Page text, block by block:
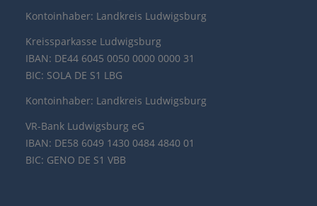
Kontoinhaber: Landkreis Ludwigsburg
Kreissparkasse Ludwigsburg
IBAN: DE44 6045 0050 0000 0000 31
BIC: SOLA DE S1 LBG
Kontoinhaber: Landkreis Ludwigsburg
VR-Bank Ludwigsburg eG
IBAN: DE58 6049 1430 0484 4840 01
BIC: GENO DE S1 VBB